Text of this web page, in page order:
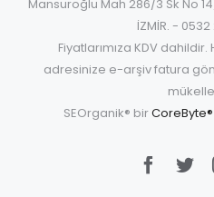
Mansuroğlu Mah 286/3 Sk No
İZMİR. -
Fiyatlarımıza KDV
adresinize e-arşiv fatura
SEOrganik® birCoreByte®